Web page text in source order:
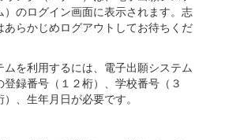
）のログイン画面に表示されます。志
あらかじめログアウトしてお待ちくだ
ムを利用するには、電子出願システム
録番号（１２桁）、学校番号（３
、生年月日が必要です。